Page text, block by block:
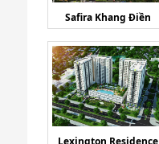
Safira Khang Điền
Lexington Residence